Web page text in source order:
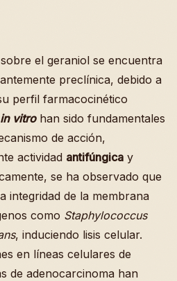
el geraniol se encuentra
preclínica, debido a
perfil farmacocinético
in vitrohan sido fundamentales
de acción,
actividad antifúngica y
se ha observado que
integridad de la membrana
como Staphylococcus
, induciendo lisis celular.
en líneas celulares de
de adenocarcinoma han